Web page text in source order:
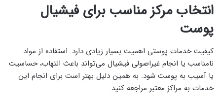
انتخاب مرکز مناسب برای فیشیال
پوست
کیفیت خدمات پوستی اهمیت بسیار زیادی دارد. استفاده از مواد
نامناسب یا انجام غیراصولی فیشیال می‌تواند باعث التهاب، حساسیت
یا آسیب به پوست شود. به همین دلیل بهتر است برای انجام این
خدمات به مراکز معتبر مراجعه کنید.